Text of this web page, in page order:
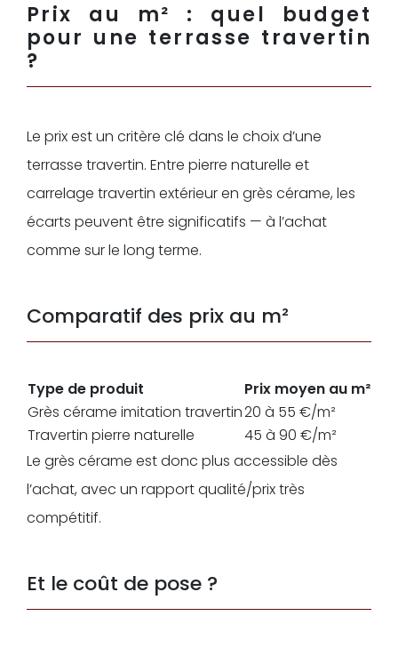
Prix au m² : quel budget
pour une terrasse travertin
?
Le prix est un critère clé dans le choix d’une
terrasse travertin. Entre pierre naturelle et
carrelage travertin extérieur en grès cérame, les
écarts peuvent être significatifs — à l’achat
comme sur le long terme.
Comparatif des prix au m²
Type de produit
Prix moyen au m²
Grès cérame imitation travertin20 à 55 €/m²
Travertin pierre naturelle
45 à 90 €/m²
Le grès cérame est donc plus accessible dès
l’achat, avec un rapport qualité/prix très
compétitif.
Et le coût de pose ?